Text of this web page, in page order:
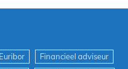
Euribor
Financieel adviseur